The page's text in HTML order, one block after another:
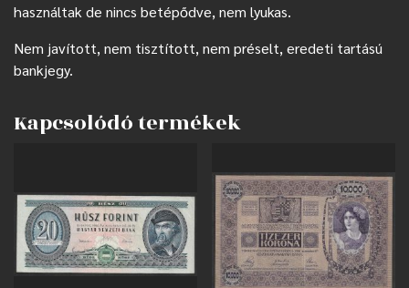
használtak de nincs betépődve, nem lyukas.
Nem javított, nem tisztított, nem préselt, eredeti tartású
bankjegy.
Kapcsolódó termékek